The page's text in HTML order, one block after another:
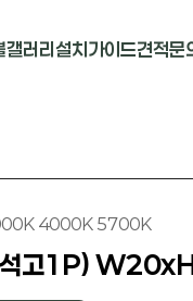
갤러리설치가이드견적문
4000K 5700K
석고1P)